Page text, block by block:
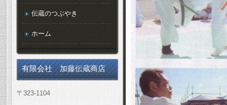
伝蔵のつぶやき
ホーム
有限会社 加藤伝蔵商店
〒323-1104